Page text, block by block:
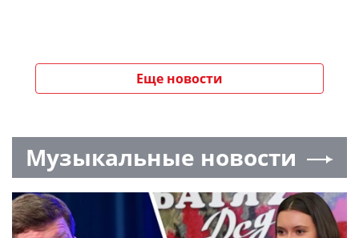
Еще новости
Музыкальные новости